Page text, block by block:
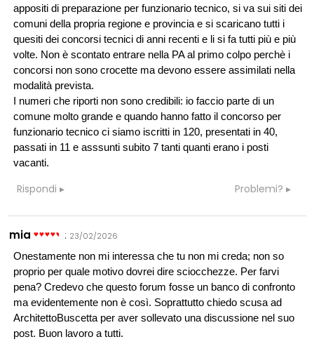
appositi di preparazione per funzionario tecnico, si va sui siti dei
comuni della propria regione e provincia e si scaricano tutti i
quesiti dei concorsi tecnici di anni recenti e li si fa tutti più e più
volte. Non è scontato entrare nella PA al primo colpo perchè i
concorsi non sono crocette ma devono essere assimilati nella
modalità prevista.
I numeri che riporti non sono credibili: io faccio parte di un
comune molto grande e quando hanno fatto il concorso per
funzionario tecnico ci siamo iscritti in 120, presentati in 40,
passati in 11 e asssunti subito 7 tanti quanti erano i posti
vacanti.
Rispondi Problemi?
mia : 23/02/2026
Onestamente non mi interessa che tu non mi creda; non so
proprio per quale motivo dovrei dire sciocchezze. Per farvi
pena? Credevo che questo forum fosse un banco di confronto
ma evidentemente non è così. Soprattutto chiedo scusa ad
ArchitettoBuscetta per aver sollevato una discussione nel suo
post. Buon lavoro a tutti.